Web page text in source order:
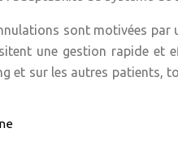
sont motivées par
une gestion rapide et
et sur les autres patients,